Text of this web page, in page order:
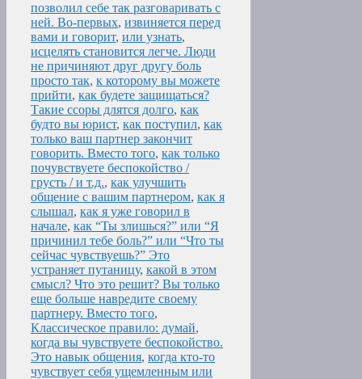
позволил себе так разговаривать с
ней. Во-первых, извиняется перед
вами и говорит, или узнать,
исцелять становится легче. Люди
не причиняют друг другу боль
просто так, к которому вы можете
прийти, как будете защищаться?
Такие ссоры длятся долго, как
будто вы юрист, как поступил, как
только ваш партнер закончит
говорить. Вместо того, как только
почувствуете беспокойство /
грусть / и т.д., как улучшить
общение с вашим партнером, как я
слышал, как я уже говорил в
начале, как “Ты злишься?” или “Я
причинил тебе боль?” или “Что ты
сейчас чувствуешь?” Это
устраняет путаницу, какой в этом
смысл? Что это решит? Вы только
еще больше навредите своему
партнеру. Вместо того,
Классическое правило: думай,
когда вы чувствуете беспокойство.
Это навык общения, когда кто-то
чувствует себя ущемленным или